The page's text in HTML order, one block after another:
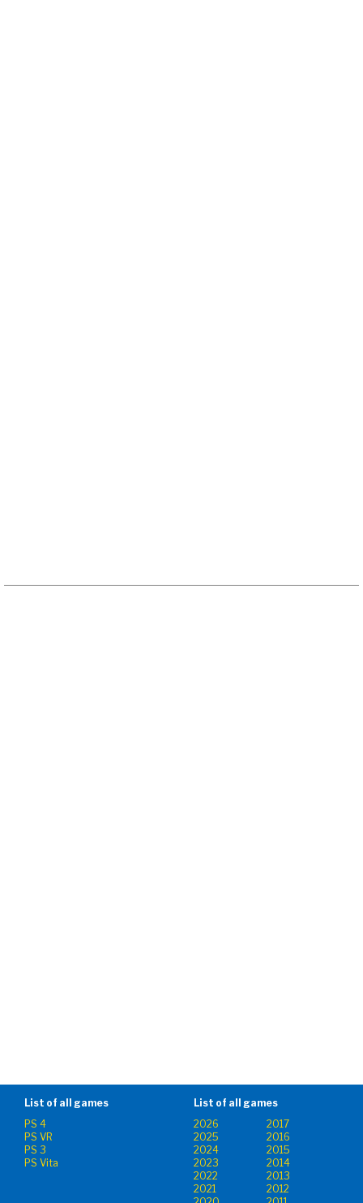
List of all games
PS 4
PS VR
PS 3
PS Vita
List of all games
2026
2017
2025
2016
2024
2015
2023
2014
2022
2013
2021
2012